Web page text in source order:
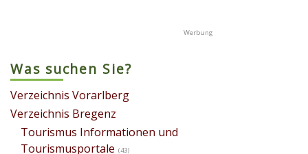
Was suchen Sie?
Verzeichnis Vorarlberg
Verzeichnis Bregenz
Tourismus Informationen und
Tourismusportale (43)